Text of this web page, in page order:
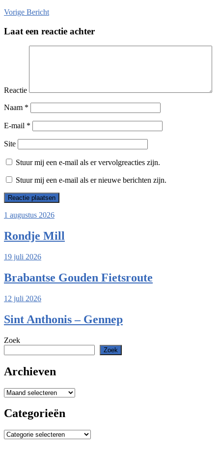
Vorige Bericht
Laat een reactie achter
Reactie
Naam *
E-mail *
Site
Stuur mij een e-mail als er vervolgreacties zijn.
Stuur mij een e-mail als er nieuwe berichten zijn.
1 augustus 2026
Rondje Mill
19 juli 2026
Brabantse Gouden Fietsroute
12 juli 2026
Sint Anthonis – Gennep
Zoek
Zoek
Archieven
Archieven
Categorieën
Categorieën